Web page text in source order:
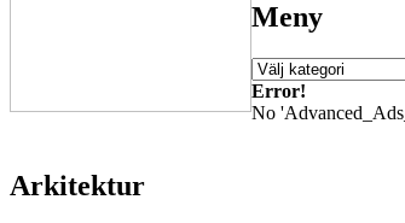
Meny
Meny
Error!
No
Arkitektur